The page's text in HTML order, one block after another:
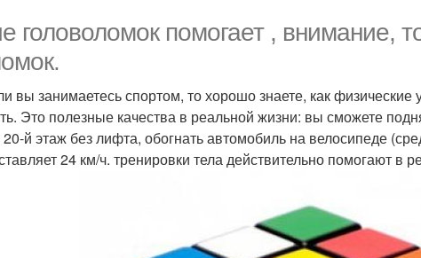
головоломок помогает , внимание,
вы занимаетесь спортом, то хорошо знаете, как
Это полезные качества в реальной жизни: вы сможете
й этаж без лифта, обогнать автомобиль на велосипеде
24 км/ч. тренировки тела действительно помогают в